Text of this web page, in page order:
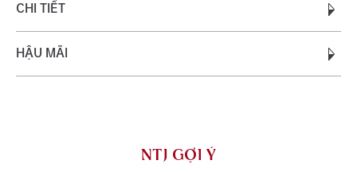
CHI TIẾT
Chất liệu:
Cubic Zirconia
HẬU MÃI
NTJ có chính sách bảo hành miễn phí 06 tháng như đính
NTJ GỢI Ý